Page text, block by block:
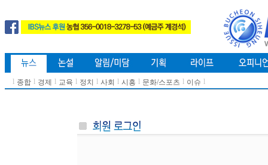
l 종합 l 경제 l 교육 l 정치 l 사회 l 시흥 l 문화/스포츠 l 이슈 l